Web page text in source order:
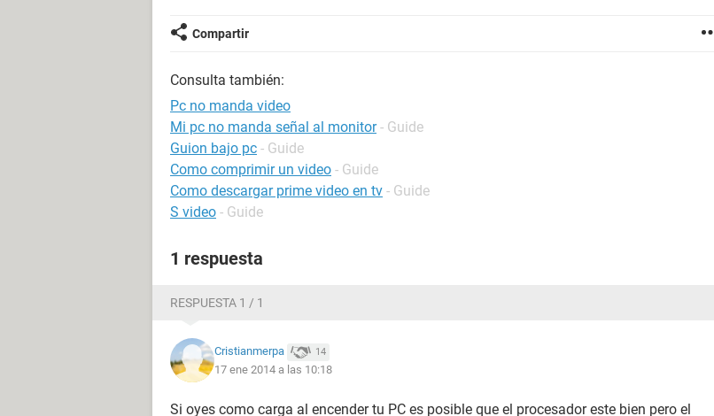
Compartir
Consulta también:
Pc no manda video
Mi pc no manda señal al monitor - Guide
Guion bajo pc - Guide
Como comprimir un video - Guide
Como descargar prime video en tv - Guide
S video - Guide
1 respuesta
RESPUESTA 1 / 1
Cristianmerpa 14
17 ene 2014 a las 10:18
Si oyes como carga al encender tu PC es posible que el procesador este bien pero el